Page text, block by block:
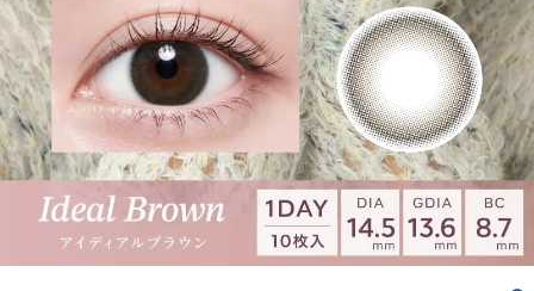
発送について
お支払い方法について
お買い物ガイド
お問い合わせ
よくあるご質問